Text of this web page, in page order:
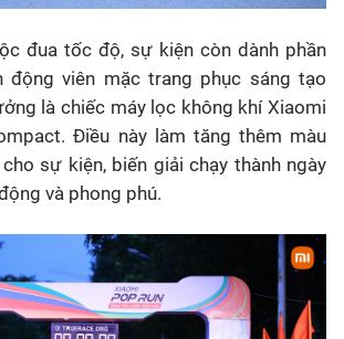
đua tốc độ, sự kiện còn dành phần
động viên mặc trang phục sáng tạo
là chiếc máy lọc không khí Xiaomi
Điều này làm tăng thêm màu
sự kiện, biến giải chạy thành ngày
và phong phú.